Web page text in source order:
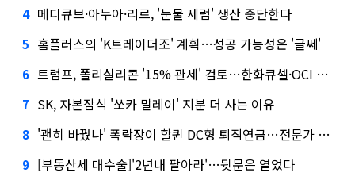
4 메디큐브·아누아·리르, '눈물 세럼' 생산 중단한다
5 홈플러스의 'K트레이더조' 계획…성공 가능성은 '글쎄'
6 트럼프, 폴리실리콘 '15% 관세' 검토…한화큐셀·OCI 영향은?
7 SK, 자본잠식 '쏘카 말레이' 지분 더 사는 이유
8 '괜히 바꿨나' 폭락장이 할퀸 DC형 퇴직연금…전문가 조언은
9 [부동산세 대수술]'2년내 팔아라'…뒷문은 열었다